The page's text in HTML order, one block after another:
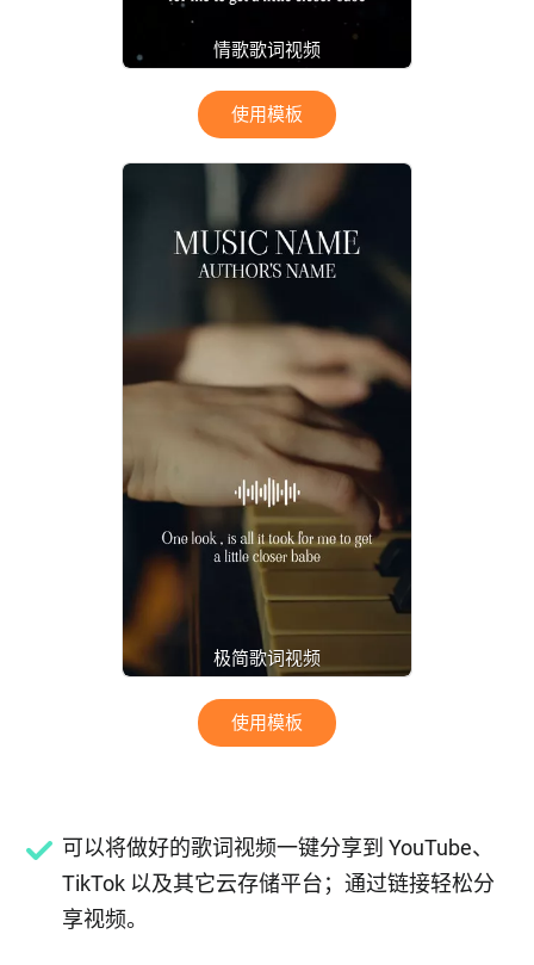
情歌歌词视频
使用模板
极简歌词视频
使用模板
可以将做好的歌词视频一键分享到 YouTube、
TikTok 以及其它云存储平台；通过链接轻松分
享视频。